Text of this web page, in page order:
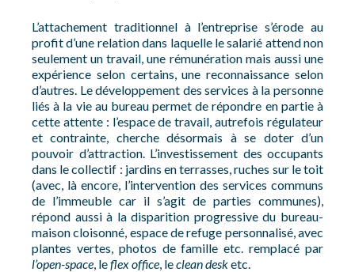
L’attachement traditionnel à l’entreprise s’érode au
profit d’une relation dans laquelle le salarié attend non
seulement un travail, une rémunération mais aussi une
expérience selon certains, une reconnaissance selon
d’autres. Le développement des services à la personne
liés à la vie au bureau permet de répondre en partie à
cette attente : l’espace de travail, autrefois régulateur
et contrainte, cherche désormais à se doter d’un
pouvoir d’attraction. L’investissement des occupants
dans le collectif : jardins en terrasses, ruches sur le toit
(avec, là encore, l’intervention des services communs
de l’immeuble car il s’agit de parties communes),
répond aussi à la disparition progressive du bureau-
maison cloisonné, espace de refuge personnalisé, avec
plantes vertes, photos de famille etc. remplacé par
l’open-space, leflex office, leclean desketc.